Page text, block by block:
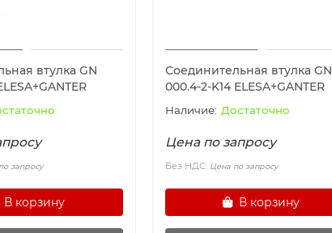
втулка GN
запросу
В корзину
Соединительная втулка GN
000.4-2-K14 ELESA+GANTER
Достаточно
Цена по запросу
Без НДС: Цена по запросу
В корзину